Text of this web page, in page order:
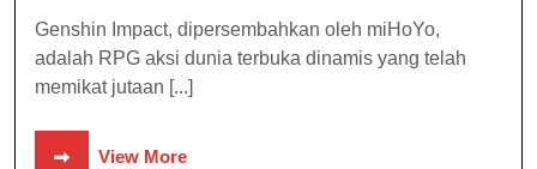
Genshin Impact, dipersembahkan oleh miHoYo,
adalah RPG aksi dunia terbuka dinamis yang telah
memikat jutaan [...]
View More